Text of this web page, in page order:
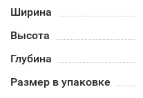
Ширина
Высота
Глубина
Размер в упаковке